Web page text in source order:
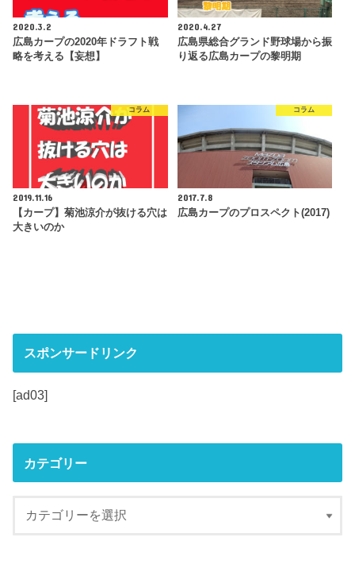
2020.3.2
広島カープの2020年ドラフト戦
略を考える【妄想】
2020.4.27
広島県総合グランド野球場から振
り返る広島カープの黎明期
コラム
2019.11.16
【カープ】菊池涼介が抜ける穴は
大きいのか
コラム
2017.7.8
広島カープのプロスペクト(2017)
スポンサードリンク
[ad03]
カテゴリー